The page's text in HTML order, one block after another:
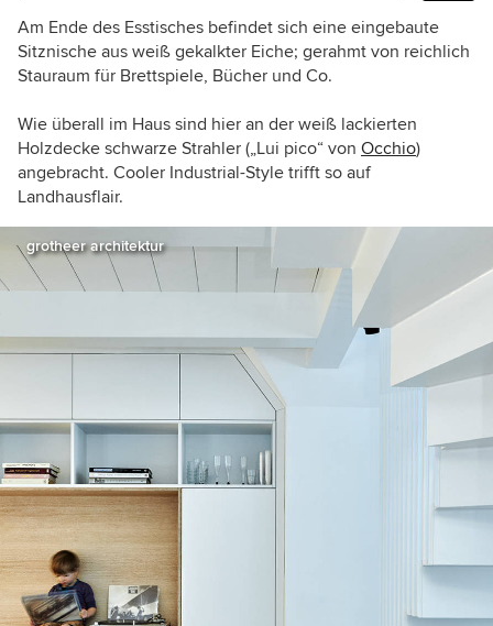
Am Ende des Esstisches befindet sich eine eingebaute
Sitznische aus weiß gekalkter Eiche; gerahmt von reichlich
Stauraum für Brettspiele, Bücher und Co.
Wie überall im Haus sind hier an der weiß lackierten
Holzdecke schwarze Strahler („Lui pico“ von Occhio)
angebracht. Cooler Industrial-Style trifft so auf
Landhausflair.
grotheer architektur